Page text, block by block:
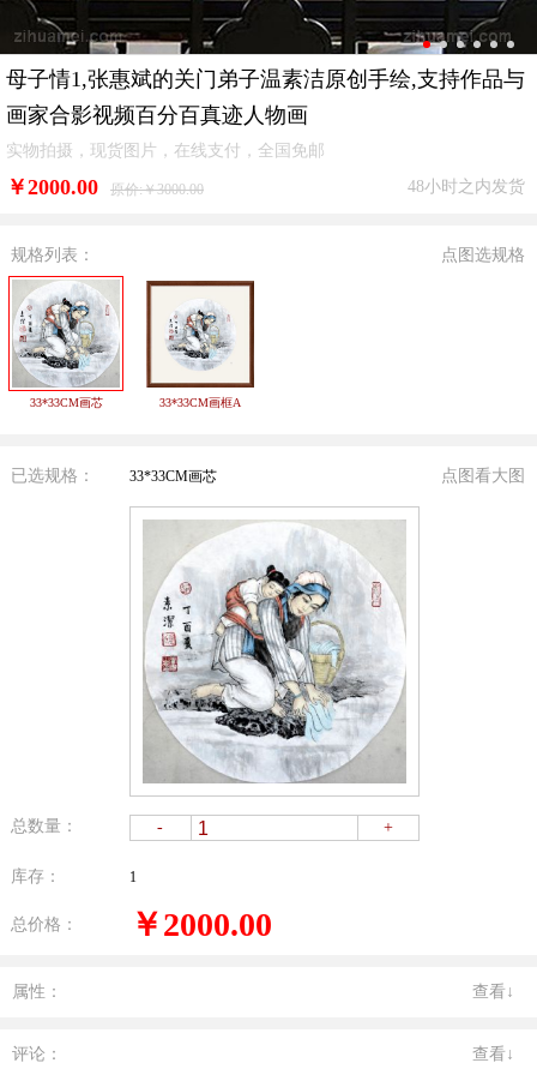
母子情1,张惠斌的关门弟子温素洁原创手绘,支持作品与
画家合影视频百分百真迹人物画
实物拍摄，现货图片，在线支付，全国免邮
￥2000.00 原价:￥3000.00 48小时之内发货
规格列表： 点图选规格
33*33CM画芯 33*33CM画框A
已选规格： 33*33CM画芯 点图看大图
总数量： - +
库存： 1
总价格： ￥2000.00
属性： 查看↓
评论： 查看↓